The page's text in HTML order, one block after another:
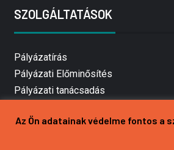
SZOLGÁLTATÁSOK
Pályázatírás
Pályázati Előminősítés
Pályázati tanácsadás
Mezőgazdasági pályázatírás
Az Ön adatainak védelme fontos a